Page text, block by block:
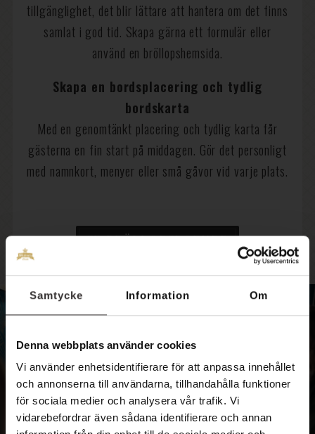
Samtycke Information Om
Denna webbplats använder cookies
Vi använder enhetsidentifierare för att anpassa innehållet
och annonserna till användarna, tillhandahålla funktioner
för sociala medier och analysera vår trafik. Vi
vidarebefordrar även sådana identifierare och annan
tillgänglighet, det blir lättare att hantera om det finns
samlat i god tid. Skapa gärna ett formulär eller
använd en bröllopshemsida.
Skapa en bordsplacering och tydlig
bordskarta
Med en genomtänkt placering och tydlig karta får
gästerna en fin start på middagen. Gör det personligt
med namnkort, menyer eller små gåvor vid varje plats.
SE BRÖLLOPSBOENDE